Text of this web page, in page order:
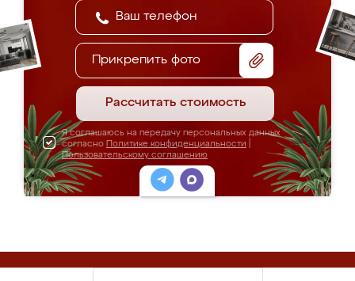
Прикрепить фото
Рассчитать стоимость
Я соглашаюсь на передачу персональных данных
согласно Политике конфиденциальности
Пользовательскому соглашению